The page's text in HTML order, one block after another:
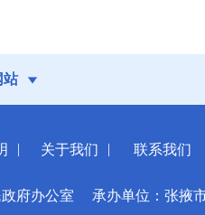
站
| 关于我们 | 联系我们
府办公室 承办单位：张掖